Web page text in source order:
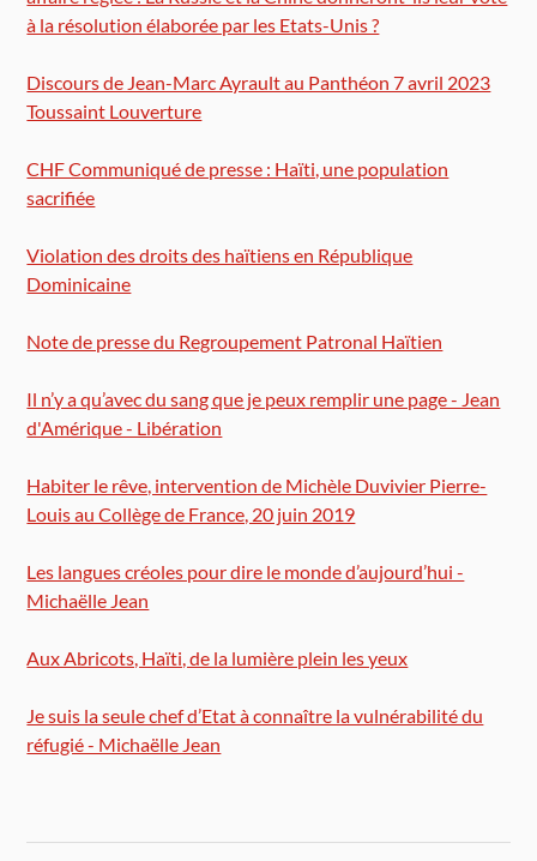
à la résolution élaborée par les Etats-Unis ?
Discours de Jean-Marc Ayrault au Panthéon 7 avril 2023
Toussaint Louverture
CHF Communiqué de presse : Haïti, une population
sacrifiée
Violation des droits des haïtiens en République
Dominicaine
Note de presse du Regroupement Patronal Haïtien
Il n’y a qu’avec du sang que je peux remplir une page - Jean
d'Amérique - Libération
Habiter le rêve, intervention de Michèle Duvivier Pierre-
Louis au Collège de France, 20 juin 2019
Les langues créoles pour dire le monde d’aujourd’hui -
Michaëlle Jean
Aux Abricots, Haïti, de la lumière plein les yeux
Je suis la seule chef d’Etat à connaître la vulnérabilité du
réfugié - Michaëlle Jean